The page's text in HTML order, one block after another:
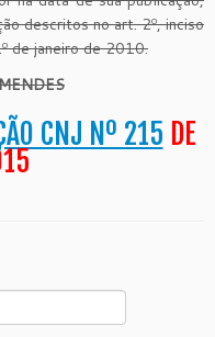
descritos no art. 2º, inciso
de janeiro de 2010.
CNJ Nº 215 DE